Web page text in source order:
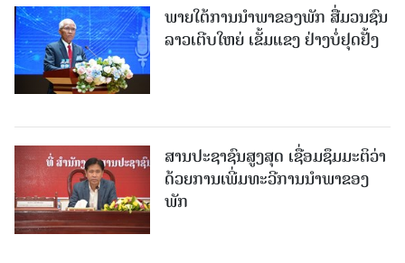
ພາຍໃຕ້ການນໍາພາຂອງພັກ ສື່ມວນຊົນ
ລາວເຕີບໃຫຍ່ ເຂັ້ມແຂງ ຢ່າງບໍ່ຢຸດຢັ້ງ
ສານປະຊາຊົນສູງສຸດ ເຊື່ອມຊຶມມະຕິວ່າ
ດ້ວຍການເພີ່ມທະວີການນຳພາຂອງ
ພັກ